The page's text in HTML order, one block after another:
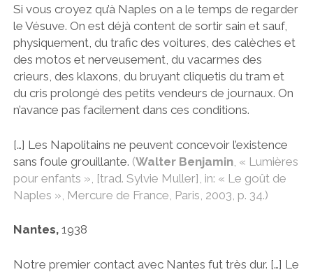
Si vous croyez qu’à Naples on a le temps de regarder
le Vésuve. On est déjà content de sortir sain et sauf,
physiquement, du trafic des voitures, des calèches et
des motos et nerveusement, du vacarmes des
crieurs, des klaxons, du bruyant cliquetis du tram et
du cris prolongé des petits vendeurs de journaux. On
n’avance pas facilement dans ces conditions.
[…] Les Napolitains ne peuvent concevoir l’existence
sans foule grouillante. (Walter Benjamin, « Lumières
pour enfants », [trad. Sylvie Muller], in: « Le goût de
Naples », Mercure de France, Paris, 2003, p. 34.)
Nantes,1938
Notre premier contact avec Nantes fut très dur. […] Le